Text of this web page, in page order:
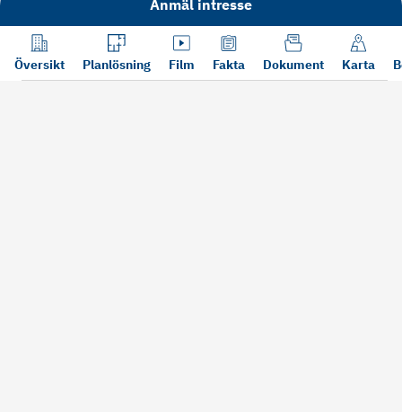
Anmäl intresse
Översikt Planlösning Film Fakta Dokument Karta